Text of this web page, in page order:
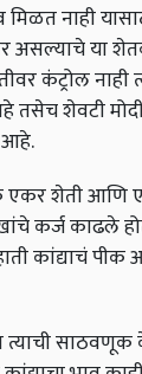
नाही
या
कंट्रोल नाही
शेवटी
आहे.
शेती आणि
कर्ज काढले
कांद्याचं
त्याची साठवणूक